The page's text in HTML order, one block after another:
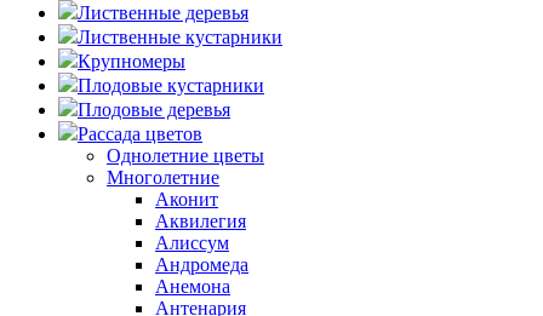
Лиственные деревья
Лиственные кустарники
Крупномеры
Плодовые кустарники
Плодовые деревья
Рассада цветов
Однолетние цветы
Многолетние
Аконит
Аквилегия
Алиссум
Андромеда
Анемона
Антенария